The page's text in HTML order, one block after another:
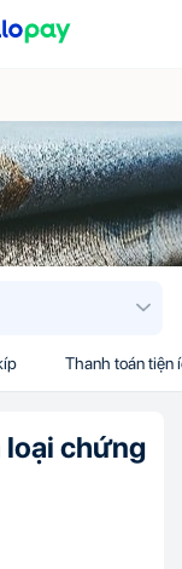
Thanh toán tiện
loại chứng